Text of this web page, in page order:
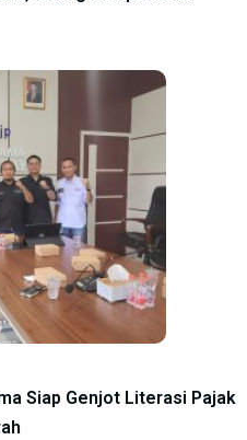
Siap Genjot Literasi Pajak